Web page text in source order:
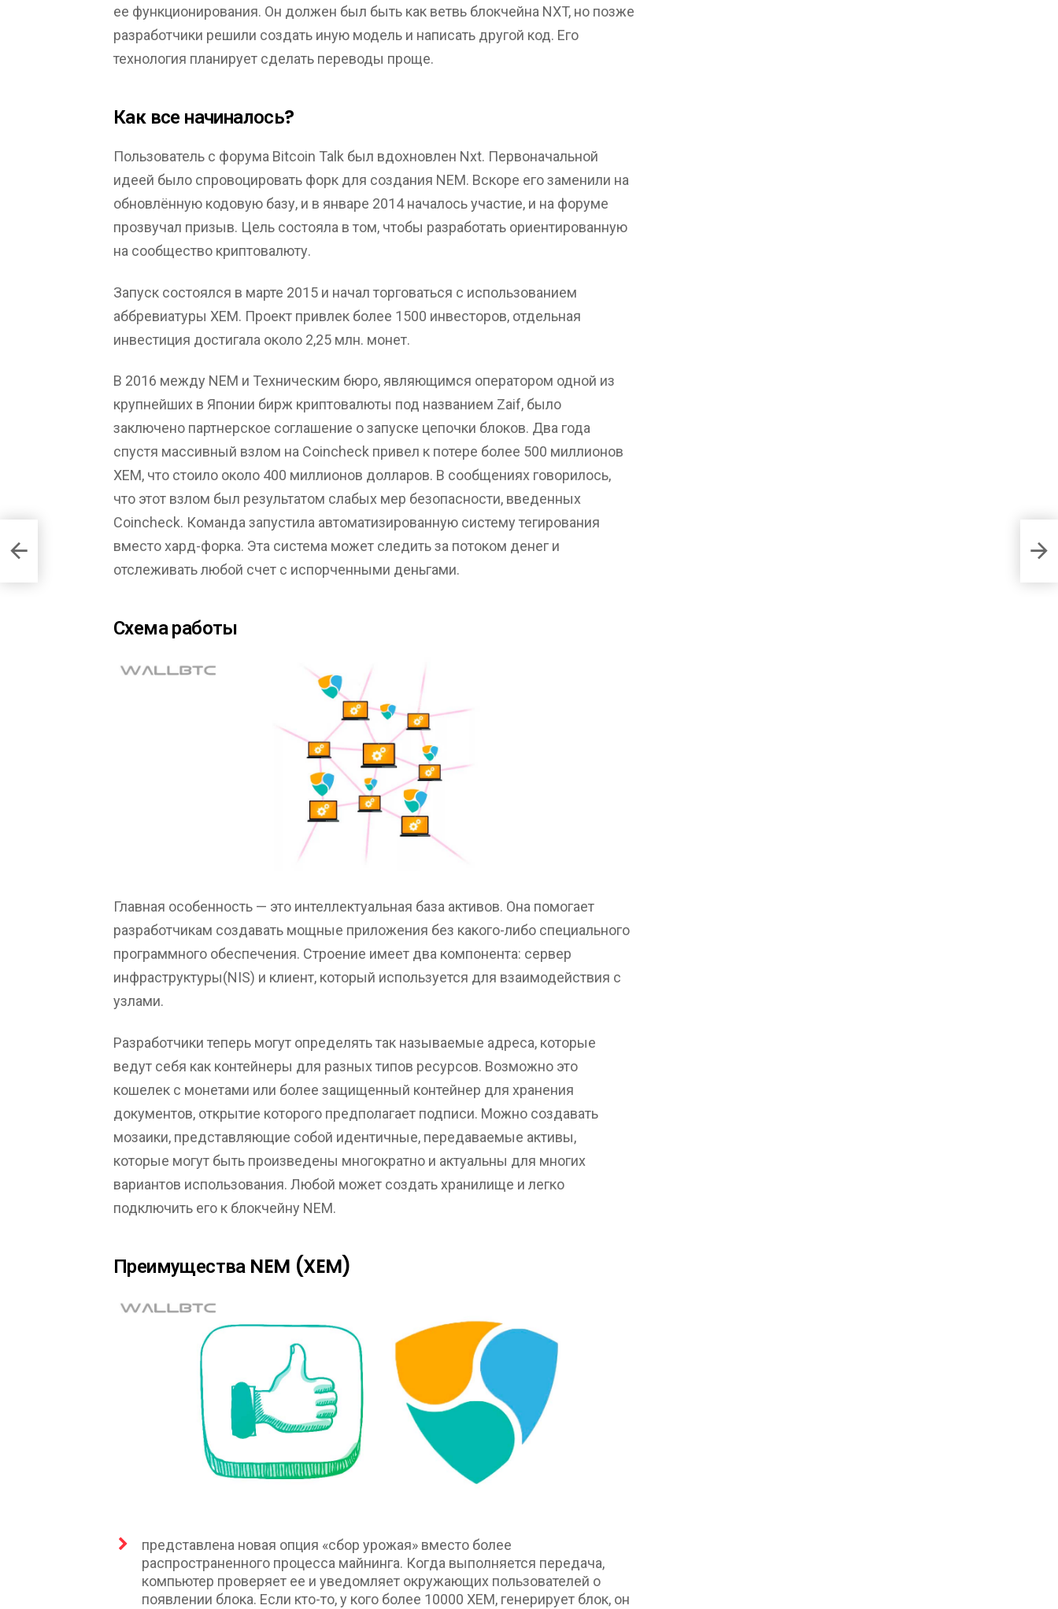
ее функционирования. Он должен был быть как ветвь блокчейна NXT, но позже
разработчики решили создать иную модель и написать другой код. Его
технология планирует сделать переводы проще.
Как все начиналось?
Пользователь с форума Bitcoin Talk был вдохновлен Nxt. Первоначальной
идеей было спровоцировать форк для создания NEM. Вскоре его заменили на
обновлённую кодовую базу, и в январе 2014 началось участие, и на форуме
прозвучал призыв. Цель состояла в том, чтобы разработать ориентированную
на сообщество криптовалюту.
Запуск состоялся в марте 2015 и начал торговаться с использованием
аббревиатуры XEM. Проект привлек более 1500 инвесторов, отдельная
инвестиция достигала около 2,25 млн. монет.
В 2016 между NEM и Техническим бюро, являющимся оператором одной из
крупнейших в Японии бирж криптовалюты под названием Zaif, было
заключено партнерское соглашение о запуске цепочки блоков. Два года
спустя массивный взлом на Coincheck привел к потере более 500 миллионов
XEM, что стоило около 400 миллионов долларов. В сообщениях говорилось,
что этот взлом был результатом слабых мер безопасности, введенных
Coincheck. Команда запустила автоматизированную систему тегирования
вместо хард-форка. Эта система может следить за потоком денег и
отслеживать любой счет с испорченными деньгами.
Схема работы
Главная особенность — это интеллектуальная база активов. Она помогает
разработчикам создавать мощные приложения без какого-либо специального
программного обеспечения. Строение имеет два компонента: сервер
инфраструктуры(NIS) и клиент, который используется для взаимодействия с
узлами.
Разработчики теперь могут определять так называемые адреса, которые
ведут себя как контейнеры для разных типов ресурсов. Возможно это
кошелек с монетами или более защищенный контейнер для хранения
документов, открытие которого предполагает подписи. Можно создавать
мозаики, представляющие собой идентичные, передаваемые активы,
которые могут быть произведены многократно и актуальны для многих
вариантов использования. Любой может создать хранилище и легко
подключить его к блокчейну NEM.
Преимущества NEM (XEM)
представлена новая опция «сбор урожая» вместо более
распространенного процесса майнинга. Когда выполняется передача,
компьютер проверяет ее и уведомляет окружающих пользователей о
появлении блока. Если кто-то, у кого более 10000 XEM, генерирует блок, он